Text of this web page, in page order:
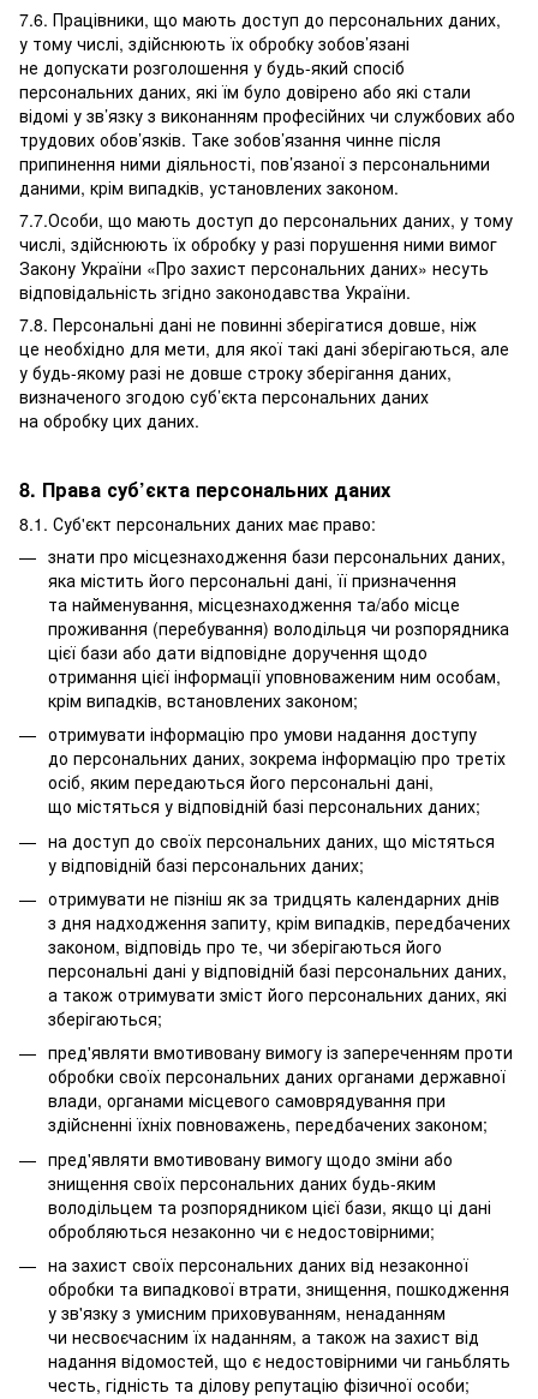
7.6. Працівники, що мають доступ до персональних даних,
у тому числі, здійснюють їх обробку зобов’язані
не допускати розголошення у будь-який спосіб
персональних даних, які їм було довірено або які стали
відомі у зв’язку з виконанням професійних чи службових або
трудових обов’язків. Таке зобов’язання чинне після
припинення ними діяльності, пов’язаної з персональними
даними, крім випадків, установлених законом.
7.7.Особи, що мають доступ до персональних даних, у тому
числі, здійснюють їх обробку у разі порушення ними вимог
Закону України «Про захист персональних даних» несуть
відповідальність згідно законодавства України.
7.8. Персональні дані не повинні зберігатися довше, ніж
це необхідно для мети, для якої такі дані зберігаються, але
у будь-якому разі не довше строку зберігання даних,
визначеного згодою суб’єкта персональних даних
на обробку цих даних.
8. Права суб’єкта персональних даних
8.1. Суб'єкт персональних даних має право:
знати про місцезнаходження бази персональних даних,
яка містить його персональні дані, її призначення
та найменування, місцезнаходження та/або місце
проживання (перебування) володільця чи розпорядника
цієї бази або дати відповідне доручення щодо
отримання цієї інформації уповноваженим ним особам,
крім випадків, встановлених законом;
отримувати інформацію про умови надання доступу
до персональних даних, зокрема інформацію про третіх
осіб, яким передаються його персональні дані,
що містяться у відповідній базі персональних даних;
на доступ до своїх персональних даних, що містяться
у відповідній базі персональних даних;
отримувати не пізніш як за тридцять календарних днів
з дня надходження запиту, крім випадків, передбачених
законом, відповідь про те, чи зберігаються його
персональні дані у відповідній базі персональних даних,
а також отримувати зміст його персональних даних, які
зберігаються;
пред'являти вмотивовану вимогу із запереченням проти
обробки своїх персональних даних органами державної
влади, органами місцевого самоврядування при
здійсненні їхніх повноважень, передбачених законом;
пред'являти вмотивовану вимогу щодо зміни або
знищення своїх персональних даних будь-яким
володільцем та розпорядником цієї бази, якщо ці дані
обробляються незаконно чи є недостовірними;
на захист своїх персональних даних від незаконної
обробки та випадкової втрати, знищення, пошкодження
у зв'язку з умисним приховуванням, ненаданням
чи несвоєчасним їх наданням, а також на захист від
надання відомостей, що є недостовірними чи ганьблять
честь, гідність та ділову репутацію фізичної особи;